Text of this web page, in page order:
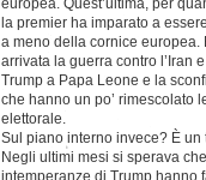
europea. Quest’ultima, per
la premier ha imparato a
a meno della cornice europea.
arrivata la guerra contro l’Iran
Trump a Papa Leone e la
che hanno un po’ rimescolato
elettorale.
Sul piano interno invece? È
Negli ultimi mesi si sperava
intemperanze di Trump hanno